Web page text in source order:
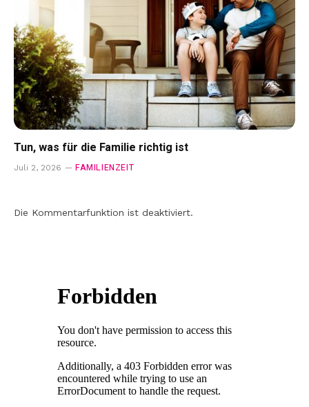
Tun, was für die Familie richtig ist
Juli 2, 2026 FAMILIENZEIT
Die Kommentarfunktion ist deaktiviert.